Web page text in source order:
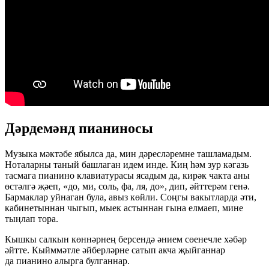
Дәрдемәнд пианиносы
Музыка мәктәбе ябылса да, мин дәресләремне ташламадым.
Ноталарны таный башлаган идем инде. Киң һәм зур кәгазь
тасмага пианино клавиатурасы ясадым да, кирәк чакта аны
өстәлгә җәеп, «до, ми, соль, фа, ля, до», дип, әйттерәм генә.
Бармаклар уйнаган була, авыз көйли. Соңгы вакытларда әти,
кабинетыннан чыгып, мыек астыннан гына елмаеп, мине
тыңлап тора.
Кышкы салкын көннәрнең берсендә әнием сөенечле хәбәр
әйтте. Кыйммәтле әйберләрне сатып акча җыйганнар
да пианино алырга булганнар.